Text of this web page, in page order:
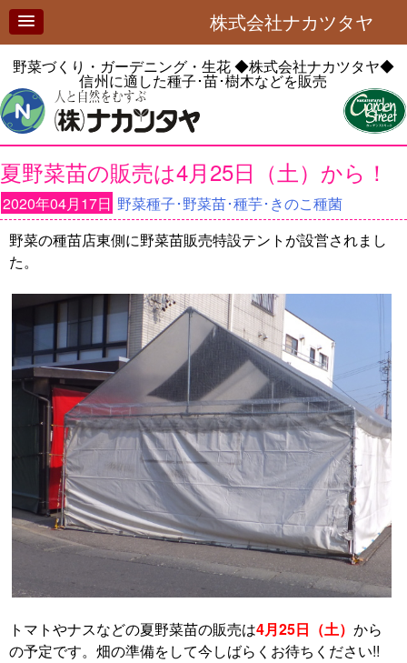
株式会社ナカツタヤ
野菜づくり・ガーデニング・生花◆株式会社ナカツタヤ◆
信州に適した種子･苗･樹木などを販売
夏野菜苗の販売は4月25日（土）から！
2020年04月17日 野菜種子･野菜苗･種芋･きのこ種菌
野菜の種苗店東側に野菜苗販売特設テントが設営されまし
た。
トマトやナスなどの夏野菜苗の販売は4月25日（土） から
の予定です。畑の準備をして今しばらくお待ちください!!